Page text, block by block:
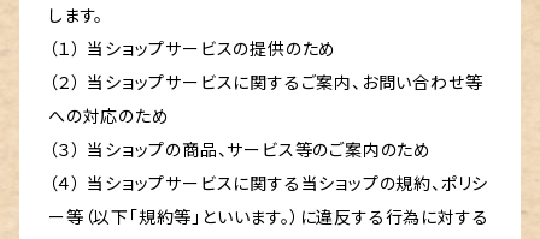
します。
（１） 当ショップサービスの提供のため
（２） 当ショップサービスに関するご案内、お問い合わせ等
への対応のため
（３） 当ショップの商品、サービス等のご案内のため
（４） 当ショップサービスに関する当ショップの規約、ポリシ
ー等（以下「規約等」といいます。）に違反する行為に対する